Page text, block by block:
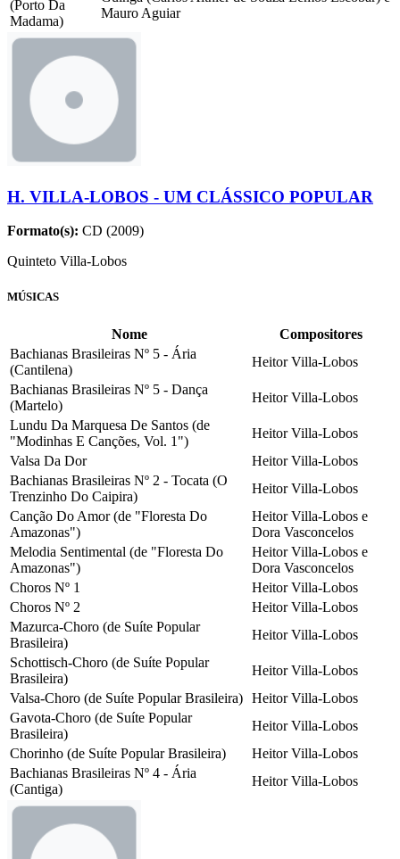
(Porto Da
Madama)
Mauro Aguiar
H. VILLA-LOBOS - UM CLÁSSICO POPULAR
Formato(s): CD (2009)
Quinteto Villa-Lobos
MÚSICAS
Nome
Compositores
Bachianas Brasileiras Nº 5 - Ária
(Cantilena)
Heitor Villa-Lobos
Bachianas Brasileiras Nº 5 - Dança
(Martelo)
Heitor Villa-Lobos
Lundu Da Marquesa De Santos (de
"Modinhas E Canções, Vol. 1")
Heitor Villa-Lobos
Valsa Da Dor
Heitor Villa-Lobos
Bachianas Brasileiras Nº 2 - Tocata (O
Trenzinho Do Caipira)
Heitor Villa-Lobos
Canção Do Amor (de "Floresta Do
Amazonas")
Heitor Villa-Lobos e
Dora Vasconcelos
Melodia Sentimental (de "Floresta Do
Amazonas")
Heitor Villa-Lobos e
Dora Vasconcelos
Choros Nº 1
Heitor Villa-Lobos
Choros Nº 2
Heitor Villa-Lobos
Mazurca-Choro (de Suíte Popular
Brasileira)
Heitor Villa-Lobos
Schottisch-Choro (de Suíte Popular
Brasileira)
Heitor Villa-Lobos
Valsa-Choro (de Suíte Popular Brasileira) Heitor Villa-Lobos
Gavota-Choro (de Suíte Popular
Brasileira)
Heitor Villa-Lobos
Chorinho (de Suíte Popular Brasileira)
Heitor Villa-Lobos
Bachianas Brasileiras Nº 4 - Ária
(Cantiga)
Heitor Villa-Lobos